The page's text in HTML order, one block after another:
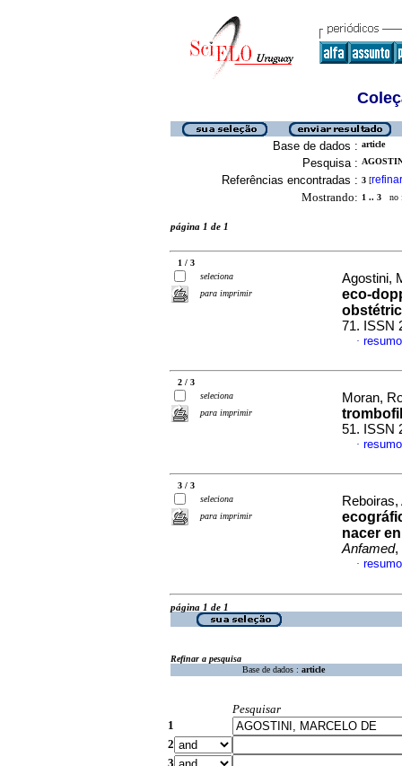
Base de dados : article
Pesquisa :
Referências encontradas : 3 [refinar
Mostrando: 1 .. 3 no
página 1 de 1
1 / 3
seleciona
para imprimir
Agostini,
eco-
71. ISSN
·
2 / 3
seleciona
para imprimir
Moran,
51. ISSN
·
3 / 3
seleciona
para imprimir
nacer
Anfamed,
·
página 1 de 1
Refinar a pesquisa
Base de dados : article
Pesquisar
1
2
3